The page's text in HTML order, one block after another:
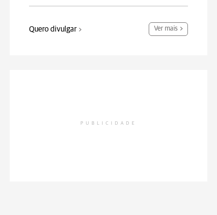
Quero divulgar Ver mais
PUBLICIDADE